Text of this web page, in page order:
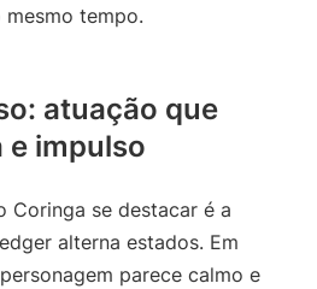
tempo.
atuação que
e impulso
Coringa se destacar é a
alterna estados. Em
parece calmo e